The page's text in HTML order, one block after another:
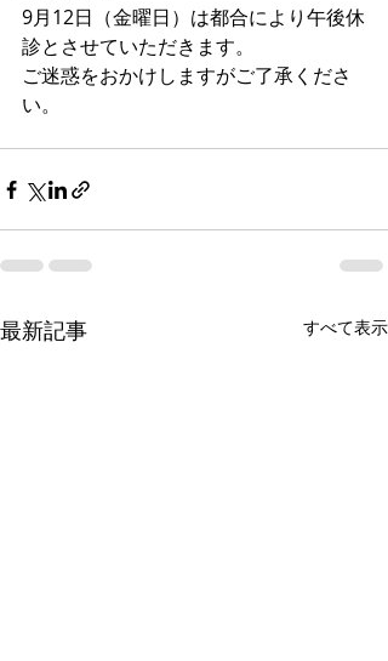
9月12日（金曜日）は都合により午後休
診とさせていただきます。
ご迷惑をおかけしますがご了承くださ
い。
最新記事 すべて表示